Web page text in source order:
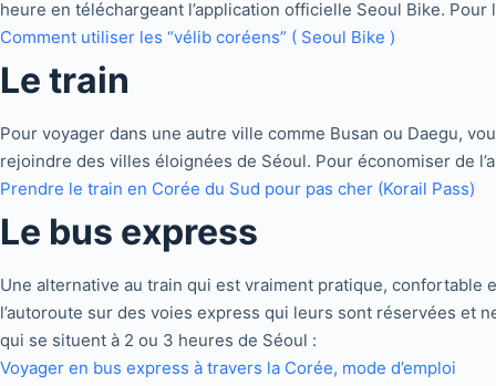
heure en téléchargeant l’application officielle Seoul Bike.
Comment utiliser les “vélib coréens” ( Seoul Bike )
Le train
Pour voyager dans une autre ville comme Busan ou Daegu,
rejoindre des villes éloignées de Séoul. Pour économiser de
Prendre le train en Corée du Sud pour pas cher (Korail Pass)
Le bus express
Une alternative au train qui est vraiment pratique, confortable
l’autoroute sur des voies express qui leurs sont réservées et
qui se situent à 2 ou 3 heures de Séoul :
Voyager en bus express à travers la Corée, mode d’emploi